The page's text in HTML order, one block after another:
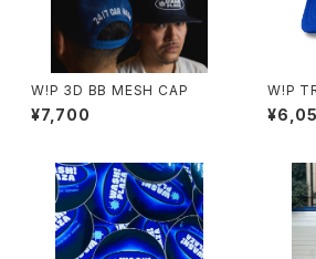
W!P 3D BB MESH CAP
¥7,700
W!P